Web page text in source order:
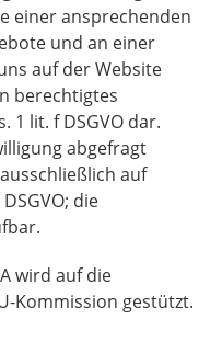
einer ansprechenden
und an einer
auf der Website
berechtigtes
1 lit. f DSGVO dar.
abgefragt
auf
die
wird auf die
Kommission gestützt.